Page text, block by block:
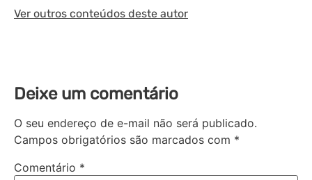
Ver outros conteúdos deste autor
Deixe um comentário
O seu endereço de e-mail não será publicado.
Campos obrigatórios são marcados com *
Comentário *